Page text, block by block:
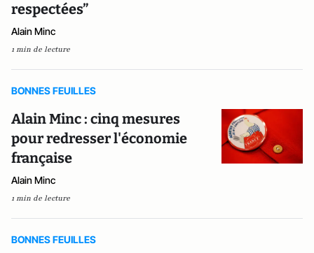
respectées”
Alain Minc
1 min de lecture
BONNES FEUILLES
Alain Minc : cinq mesures
pour redresser l'économie
française
Alain Minc
1 min de lecture
BONNES FEUILLES